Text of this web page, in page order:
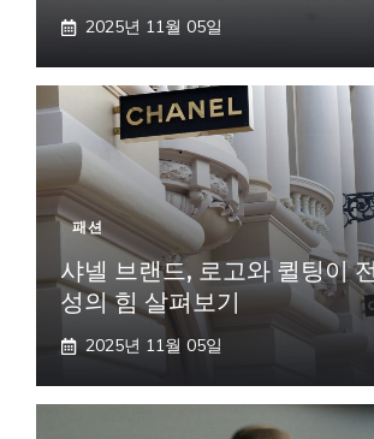
2025년 11월 05일
패션
샤넬 브랜드, 로고와 퀼팅이
성의 힘 살펴보기
2025년 11월 05일